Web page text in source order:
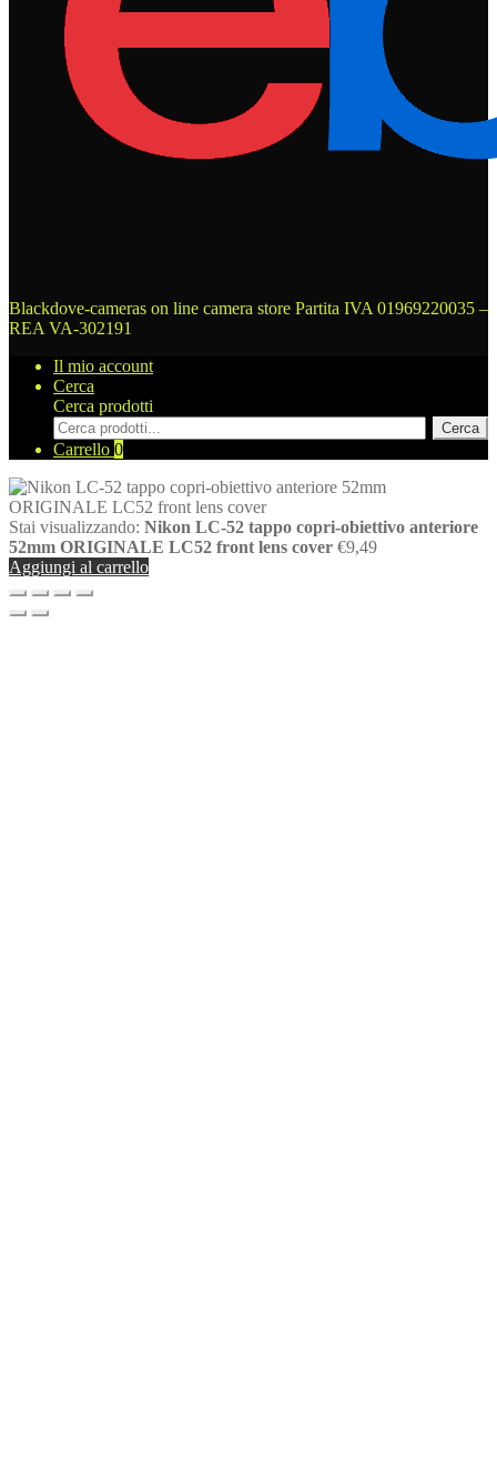
Blackdove-cameras on line camera store Partita IVA 01969220035 –
REA VA-302191
Il mio account
Cerca
Cerca prodotti
Cerca
Carrello 0
Stai visualizzando: Nikon LC-52 tappo copri-obiettivo anteriore
52mm ORIGINALE LC52 front lens cover €9,49
Aggiungi al carrello